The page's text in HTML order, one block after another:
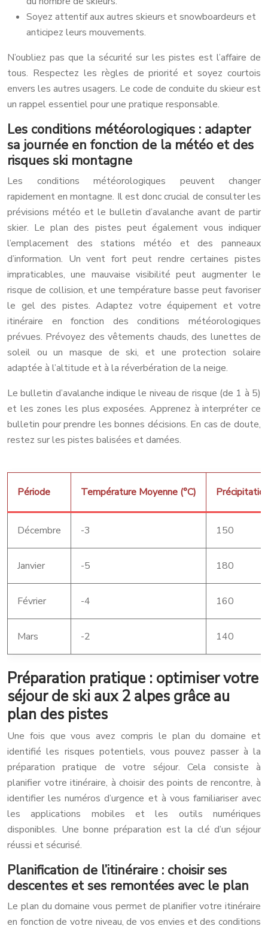
Soyez attentif aux autres skieurs et snowboardeurs et
anticipez leurs mouvements.
N’oubliez pas que la sécurité sur les pistes est l’affaire de
tous. Respectez les règles de priorité et soyez courtois
envers les autres usagers. Le code de conduite du skieur est
un rappel essentiel pour une pratique responsable.
Les conditions météorologiques : adapter
sa journée en fonction de la météo et des
risques ski montagne
Les conditions météorologiques peuvent changer
rapidement en montagne. Il est donc crucial de consulter les
prévisions météo et le bulletin d’avalanche avant de partir
skier. Le plan des pistes peut également vous indiquer
l’emplacement des stations météo et des panneaux
d’information. Un vent fort peut rendre certaines pistes
impraticables, une mauvaise visibilité peut augmenter le
risque de collision, et une température basse peut favoriser
le gel des pistes. Adaptez votre équipement et votre
itinéraire en fonction des conditions météorologiques
prévues. Prévoyez des vêtements chauds, des lunettes de
soleil ou un masque de ski, et une protection solaire
adaptée à l’altitude et à la réverbération de la neige.
Le bulletin d’avalanche indique le niveau de risque (de 1 à 5)
et les zones les plus exposées. Apprenez à interpréter ce
bulletin pour prendre les bonnes décisions. En cas de doute,
restez sur les pistes balisées et damées.
Période Température Moyenne (°C)
Décembre -3 150
Janvier -5 180
Février -4 160
Mars -2 140
Préparation pratique : optimiser votre
séjour de ski aux 2 alpes grâce au
plan des pistes
Une fois que vous avez compris le plan du domaine et
identifié les risques potentiels, vous pouvez passer à la
préparation pratique de votre séjour. Cela consiste à
planifier votre itinéraire, à choisir des points de rencontre, à
identifier les numéros d’urgence et à vous familiariser avec
les applications mobiles et les outils numériques
disponibles. Une bonne préparation est la clé d’un séjour
réussi et sécurisé.
Planification de l’itinéraire : choisir ses
descentes et ses remontées avec le plan
Le plan du domaine vous permet de planifier votre itinéraire
en fonction de votre niveau, de vos envies et des conditions